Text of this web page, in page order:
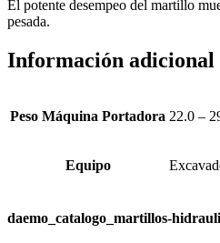
El potente desempeo del martillo
pesada.
Información adicional
Peso Máquina Portadora 22.0 –
Equipo
daemo_catalogo_martillos-